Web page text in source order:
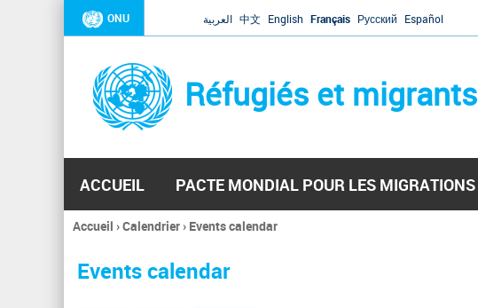
ONU العربية 中文 English Français Русский Español
Réfugiés et migrants
ACCUEIL PACTE MONDIAL POUR LES MIGRATIONS
Vous
ici
Accueil ›Calendrier› Events calendar
Events calendar